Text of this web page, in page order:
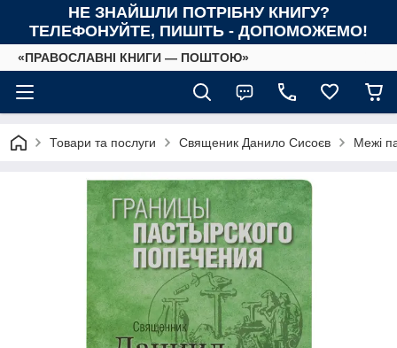
НЕ ЗНАЙШЛИ ПОТРІБНУ КНИГУ?
ТЕЛЕФОНУЙТЕ, ПИШІТЬ - ДОПОМОЖЕМО!
«ПРАВОСЛАВНІ КНИГИ — ПОШТОЮ»
Товари та послуги Священик Данило Сисоєв Межі